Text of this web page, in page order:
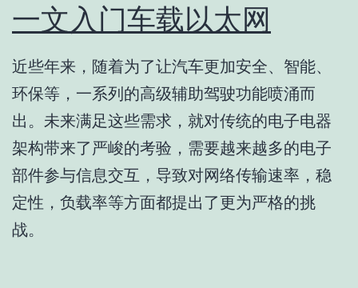
一文入门车载以太网
近些年来，随着为了让汽车更加安全、智能、
环保等，一系列的高级辅助驾驶功能喷涌而
出。未来满足这些需求，就对传统的电子电器
架构带来了严峻的考验，需要越来越多的电子
部件参与信息交互，导致对网络传输速率，稳
定性，负载率等方面都提出了更为严格的挑
战。